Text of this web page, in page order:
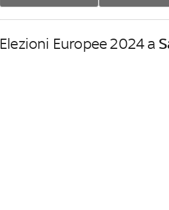
Elezioni Europee 2024 a